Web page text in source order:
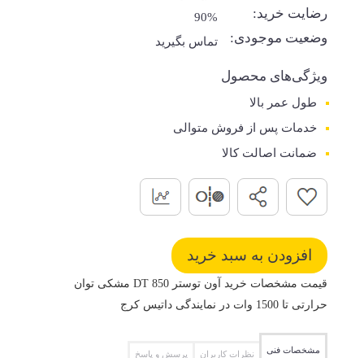
رضایت خرید: 90%
وضعیت موجودی: تماس بگیرید
ویژگی‌های محصول
طول عمر بالا
خدمات پس از فروش متوالی
ضمانت اصالت کالا
قیمت مشخصات خرید آون توستر DT 850 مشکی توان
حرارتی تا 1500 وات در نمایندگی داتیس کرج
مشخصات فنی نظرات کاربران پرسش و پاسخ